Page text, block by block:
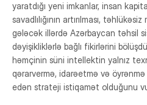
yaratdığı yeni imkanlar, insan
savadlılığının artırılması,
gələcək illərdə Azərbaycan təhsil
dəyişikliklərlə bağlı fikirlərini
həmçinin süni intellektin yalnız
qərarvermə, idarəetmə və
edən strateji istiqamət olduğunu